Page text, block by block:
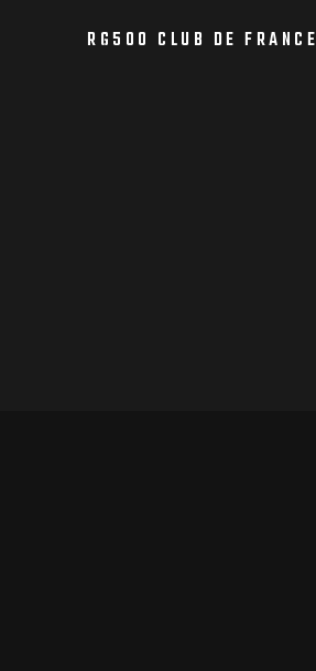
RG500 CLUB DE FRANCE